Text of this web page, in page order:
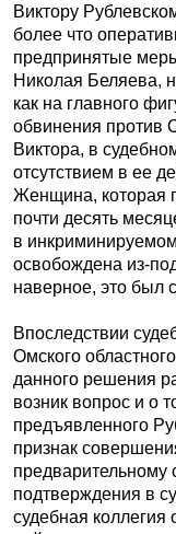
Виктору
более что
предпринятые
Николая Беляева,
как на главного
обвинения против
Виктора, в
отсутствием в ее
Женщина, которая
почти десять
в
освобождена из-
наверное, это был
Впоследствии
Омского
данного решения
возник вопрос и о
предъявленного
признак
предварительному
подтверждения в
судебная коллегия